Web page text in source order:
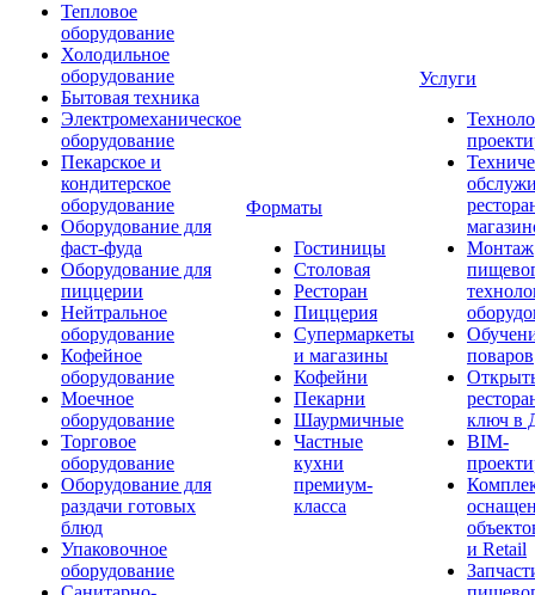
Тепловое
оборудование
Холодильное
оборудование
Бытовая техника
Электромеханическое
оборудование
Пекарское и
кондитерское
оборудование
Оборудование для
фаст-фуда
Оборудование для
пиццерии
Нейтральное
оборудование
Кофейное
оборудование
Моечное
оборудование
Торговое
оборудование
Оборудование для
раздачи готовых
блюд
Упаковочное
оборудование
Форматы
Гостиницы
Столовая
Ресторан
Пиццерия
Супермаркеты
и магазины
Кофейни
Пекарни
Шаурмичные
Частные
кухни
премиум-
класса
Услуги
Монтаж
поваров
ключ в
BIM-
и Retail